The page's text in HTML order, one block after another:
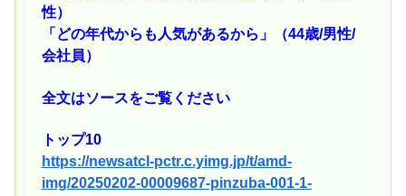
性）
「どの年代からも人気があるから」（44歳/男性/
会社員）
全文はソースをご覧ください
トップ10
https://newsatcl-pctr.c.yimg.jp/t/amd-
img/20250202-00009687-pinzuba-001-1-